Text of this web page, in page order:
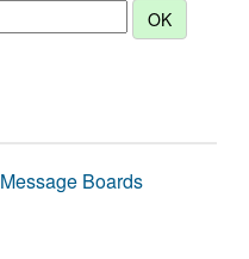
Message Boards